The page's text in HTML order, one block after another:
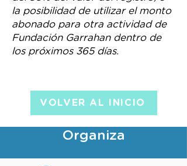
la posibilidad de utilizar el monto
abonado para otra actividad de
Fundación Garrahan dentro de
los próximos 365 días.
VOLVER AL INICIO
Organiza